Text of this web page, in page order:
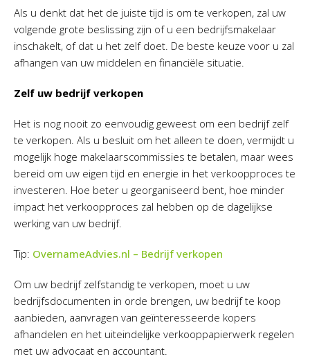
Als u denkt dat het de juiste tijd is om te verkopen, zal uw
volgende grote beslissing zijn of u een bedrijfsmakelaar
inschakelt, of dat u het zelf doet. De beste keuze voor u zal
afhangen van uw middelen en financiële situatie.
Zelf uw bedrijf verkopen
Het is nog nooit zo eenvoudig geweest om een bedrijf zelf
te verkopen. Als u besluit om het alleen te doen, vermijdt u
mogelijk hoge makelaarscommissies te betalen, maar wees
bereid om uw eigen tijd en energie in het verkoopproces te
investeren. Hoe beter u georganiseerd bent, hoe minder
impact het verkoopproces zal hebben op de dagelijkse
werking van uw bedrijf.
Tip: OvernameAdvies.nl – Bedrijf verkopen
Om uw bedrijf zelfstandig te verkopen, moet u uw
bedrijfsdocumenten in orde brengen, uw bedrijf te koop
aanbieden, aanvragen van geïnteresseerde kopers
afhandelen en het uiteindelijke verkooppapierwerk regelen
met uw advocaat en accountant.